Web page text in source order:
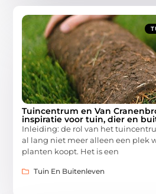
Tuincentrum en Van
inspiratie voor tuin, dier en
Inleiding: de rol van het
al lang niet meer alleen een plek
planten koopt. Het is een
Tuin En Buitenleven